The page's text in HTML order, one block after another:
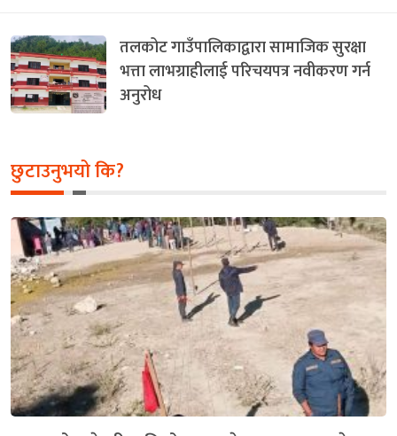
तलकोट गाउँपालिकाद्वारा सामाजिक सुरक्षा
भत्ता लाभग्राहीलाई परिचयपत्र नवीकरण गर्न
अनुरोध
छुटाउनुभयो कि?